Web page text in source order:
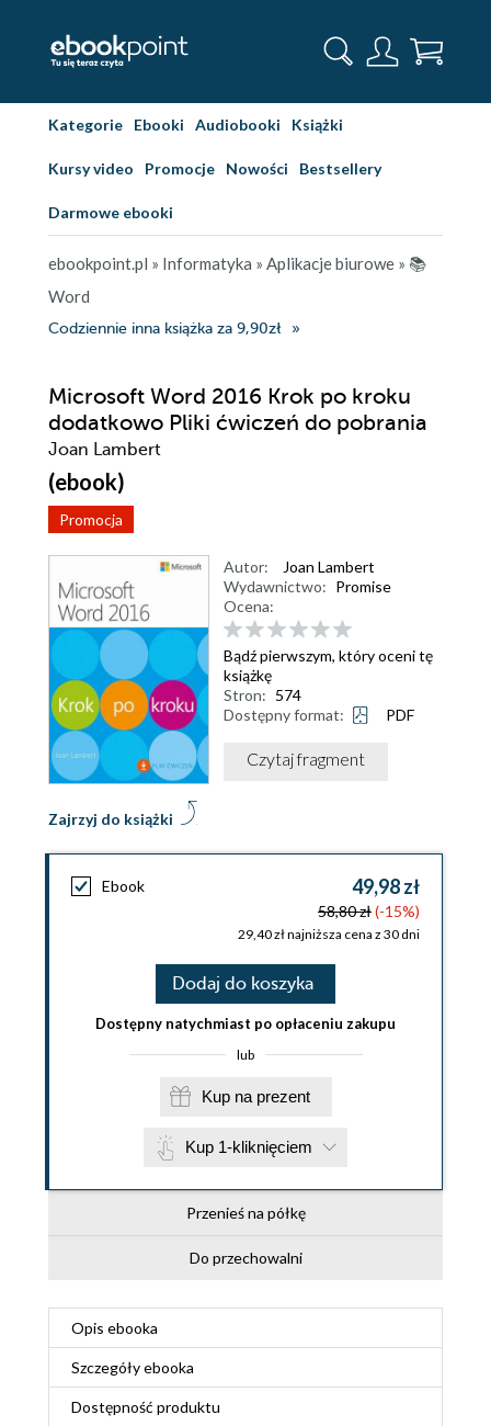
Kategorie Ebooki Audiobooki Książki
Kursy video Promocje Nowości Bestsellery
Darmowe ebooki
ebookpoint.pl » Informatyka » Aplikacje biurowe » 📚
Word
Codziennie inna książka za 9,90zł
Microsoft Word 2016 Krok po kroku
dodatkowo Pliki ćwiczeń do pobrania
Joan Lambert
(ebook)
Promocja
Zajrzyj do książki
Autor:
Joan Lambert
Wydawnictwo: Promise
Ocena:
Bądź pierwszym, który oceni tę
książkę
Stron: 574
Dostępny format:
PDF
Czytaj fragment
Ebook 49,98 zł
58,80 zł(-15%)
29,40 zł najniższa cena z 30 dni
Dodaj do koszyka
Dostępny natychmiast po opłaceniu zakupu
lub
Kup na prezent
Kup 1-kliknięciem
Przenieś na półkę
Do przechowalni
Opis ebooka
Szczegółyebooka
Dostępność produktu